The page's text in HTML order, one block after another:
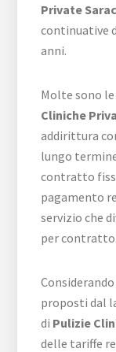
Private
continuative
anni.
Molte sono
Cliniche
addirittura
lungo
contratto
pagamento
servizio che
per contratto.
proposti dal
di Pulizie
delle tariffe